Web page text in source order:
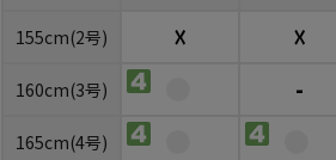
155cm(2号)
☓ ☓
160cm(3号) -
165cm(4号)